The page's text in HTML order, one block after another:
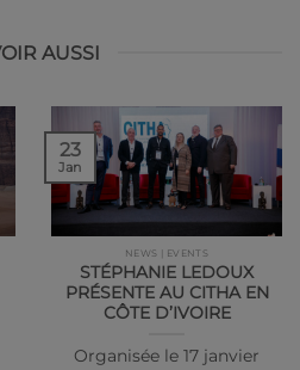
AUSSI
NEWS | EVENTS
STÉPHANIE LEDOUX
PRÉSENTE AU CITHA EN
CÔTE D’IVOIRE
Organisée le 17 janvier
23
Jan